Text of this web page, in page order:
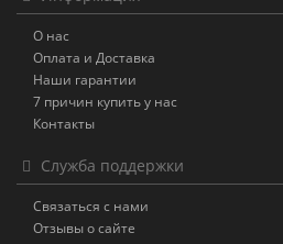
О нас
Оплата и Доставка
Наши гарантии
7 причин купить у нас
Контакты
Служба поддержки
Связаться с нами
Отзывы о сайте